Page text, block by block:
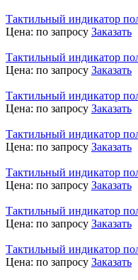
Тактильный индикатор
Цена: по запросу Заказать
Тактильный индикатор
Цена: по запросу Заказать
Тактильный индикатор
Цена: по запросу Заказать
Тактильный индикатор
Цена: по запросу Заказать
Тактильный индикатор
Цена: по запросу Заказать
Тактильный индикатор
Цена: по запросу Заказать
Тактильный индикатор
Цена: по запросу Заказать